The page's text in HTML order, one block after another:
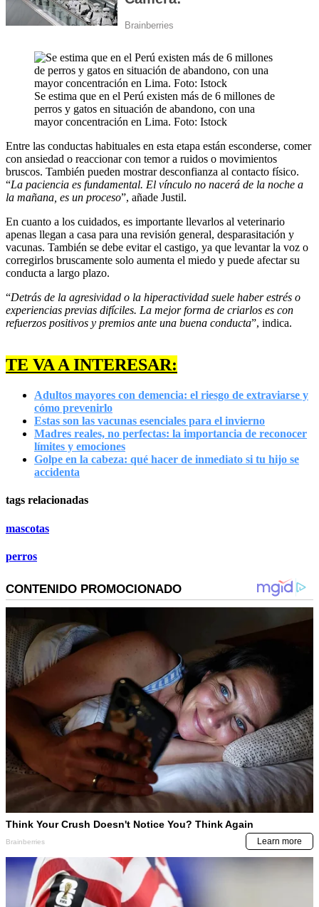
Se estima que en el Perú existen más de 6 millones de
perros y gatos en situación de abandono, con una
mayor concentración en Lima. Foto: Istock
Entre las conductas habituales en esta etapa están esconderse, comer
con ansiedad o reaccionar con temor a ruidos o movimientos
bruscos. También pueden mostrar desconfianza al contacto físico.
“La paciencia es fundamental. El vínculo no nacerá de la noche a
la mañana, es un proceso”, añade Justil.
En cuanto a los cuidados, es importante llevarlos al veterinario
apenas llegan a casa para una revisión general, desparasitación y
vacunas. También se debe evitar el castigo, ya que levantar la voz o
corregirlos bruscamente solo aumenta el miedo y puede afectar su
conducta a largo plazo.
“Detrás de la agresividad o la hiperactividad suele haber estrés o
experiencias previas difíciles. La mejor forma de criarlos es con
refuerzos positivos y premios ante una buena conducta”, indica.
TE VA A INTERESAR:
Adultos mayores con demencia: el riesgo de extraviarse y
cómo prevenirlo
Estas son las vacunas esenciales para el invierno
Madres reales, no perfectas: la importancia de reconocer
límites y emociones
Golpe en la cabeza: qué hacer de inmediato si tu hijo se
accidenta
tags relacionadas
mascotas
perros